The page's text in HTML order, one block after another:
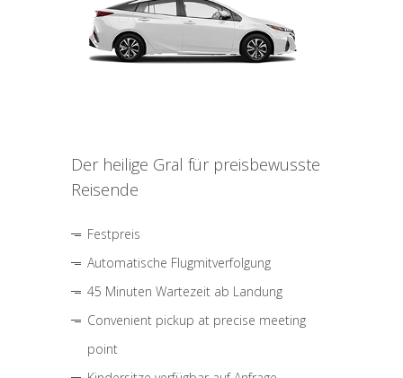
Der heilige Gral für preisbewusste
Reisende
Festpreis
Automatische Flugmitverfolgung
45 Minuten Wartezeit ab Landung
Convenient pickup at precise meeting
point